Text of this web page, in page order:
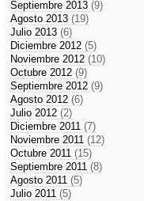
Septiembre 2013 (9)
Agosto 2013 (19)
Julio 2013 (6)
Diciembre 2012 (5)
Noviembre 2012 (10)
Octubre 2012 (9)
Septiembre 2012 (9)
Agosto 2012 (6)
Julio 2012 (2)
Diciembre 2011 (7)
Noviembre 2011 (12)
Octubre 2011 (15)
Septiembre 2011 (8)
Agosto 2011 (5)
Julio 2011 (5)